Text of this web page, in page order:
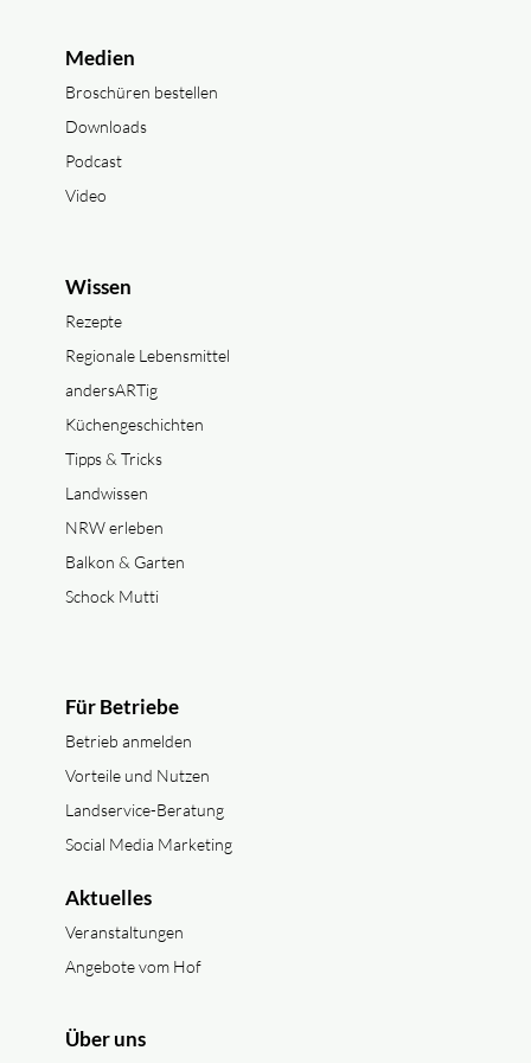
Medien
Broschüren bestellen
Downloads
Podcast
Video
Wissen
Rezepte
Regionale Lebensmittel
andersARTig
Küchengeschichten
Tipps & Tricks
Landwissen
NRW erleben
Balkon & Garten
Schock Mutti
Für Betriebe
Betrieb anmelden
Vorteile und Nutzen
Landservice-Beratung
Social Media Marketing
Aktuelles
Veranstaltungen
Angebote vom Hof
Über uns